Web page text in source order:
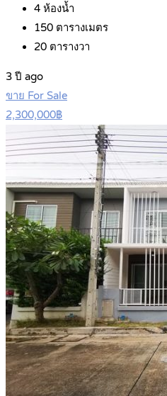
4 ห้องน้ำ
150 ตารางเมตร
20 ตารางวา
3 ปี ago
ขาย For Sale
2,300,000฿